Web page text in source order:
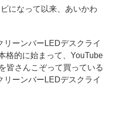
になって以来、あいかわ
ーンバーLEDデスクライ
格的に始まって、YouTube
皆さんこぞって買っている
リーンバーLEDデスクライ